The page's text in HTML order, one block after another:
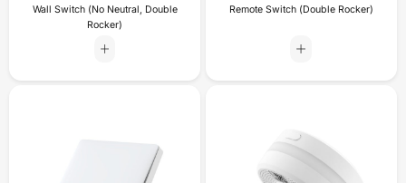
Wall Switch (No Neutral, Double
Rocker)
Remote Switch (Double Rocker)